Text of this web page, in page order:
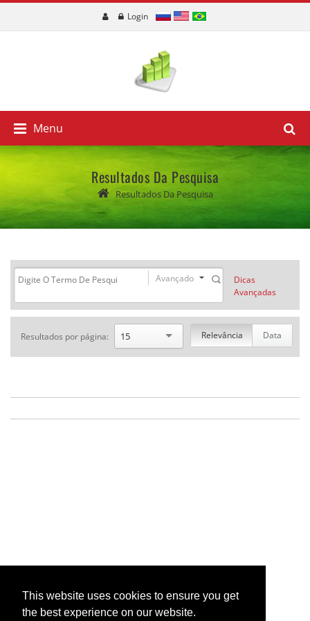
This website uses cookies to ensure you get
the best experience on our website.
Login
Menu
Resultados Da Pesquisa
Resultados Da Pesquisa
Dicas
Avançadas
Avançado
Relevância Data
Resultados por página: 15